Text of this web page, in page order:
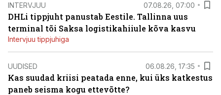
INTERVJUU 07.08.26, 07:00
DHLi tippjuht panustab Eestile. Tallinna uus
terminal tõi Saksa logistikahiiule kõva kasvu
Intervjuu tippjuhiga
UUDISED 06.08.26, 17:35
Kas suudad kriisi peatada enne, kui üks katkestus
paneb seisma kogu ettevõtte?